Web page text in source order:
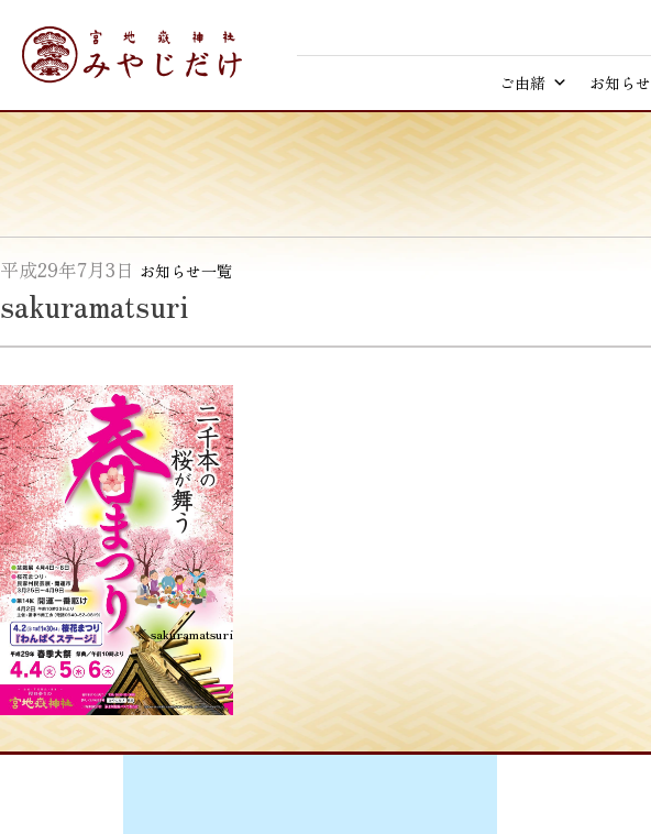
content
ご由緒 お知らせ
平成29年7月3日 お知らせ一覧
sakuramatsuri
投
稿
ナ
ビ
≪sakuramatsuri